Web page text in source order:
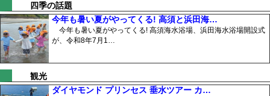
四季の話題
今年も暑い夏がやってくる! 高須と浜田海…
今年も暑い夏がやってくる! 高須海水浴場、浜田海水浴場開設式
が、令和8年7月1…
観光
ダイヤモンド プリンセス 垂水ツアー カ…